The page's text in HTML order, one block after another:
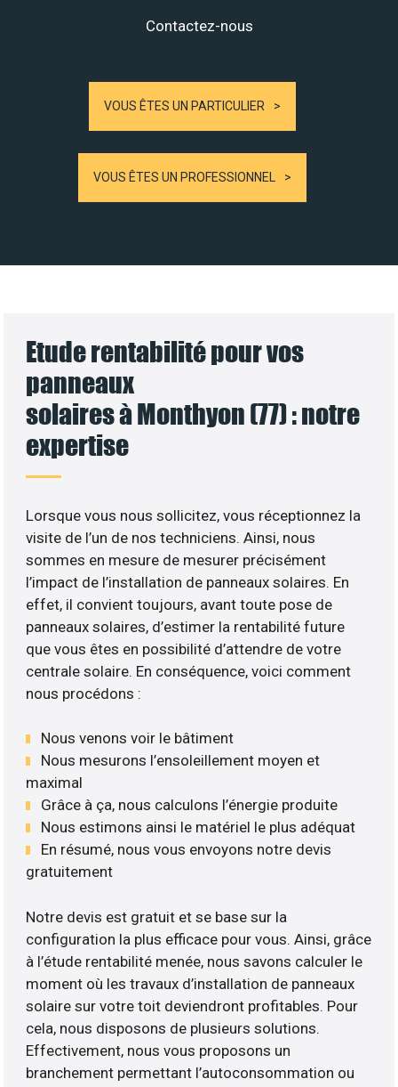
Contactez-nous
VOUS ÊTES UN PARTICULIER
VOUS ÊTES UN PROFESSIONNEL
Etude rentabilité pour vos
panneaux
solaires à Monthyon (77) : notre
expertise
Lorsque vous nous sollicitez, vous réceptionnez la
visite de l’un de nos techniciens. Ainsi, nous
sommes en mesure de mesurer précisément
l’impact de l’installation de panneaux solaires. En
effet, il convient toujours, avant toute pose de
panneaux solaires, d’estimer la rentabilité future
que vous êtes en possibilité d’attendre de votre
centrale solaire. En conséquence, voici comment
nous procédons :
Nous venons voir le bâtiment
Nous mesurons l’ensoleillement moyen et
maximal
Grâce à ça, nous calculons l’énergie produite
Nous estimons ainsi le matériel le plus adéquat
En résumé, nous vous envoyons notre devis
gratuitement
Notre devis est gratuit et se base sur la
configuration la plus efficace pour vous. Ainsi, grâce
à l’étude rentabilité menée, nous savons calculer le
moment où les travaux d’installation de panneaux
solaire sur votre toit deviendront profitables. Pour
cela, nous disposons de plusieurs solutions.
Effectivement, nous vous proposons un
branchement permettant l’autoconsommation ou